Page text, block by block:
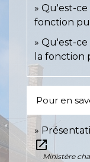
Qu'est-ce
fonction
Qu'est-
la fonction
Pour en
open_in_new
Ministère